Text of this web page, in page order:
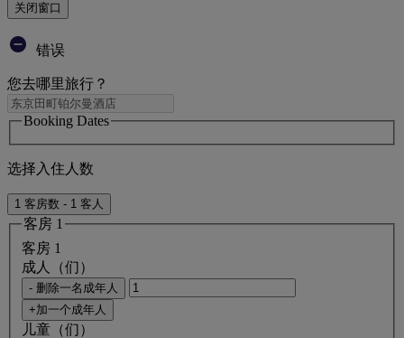
关闭窗口
错误
您去哪里旅行？
Booking Dates
选择入住人数
1 客房数 - 1 客人
客房 1
客房 1
成人（们）
- 删除一名成年人
+加一个成年人
儿童（们）